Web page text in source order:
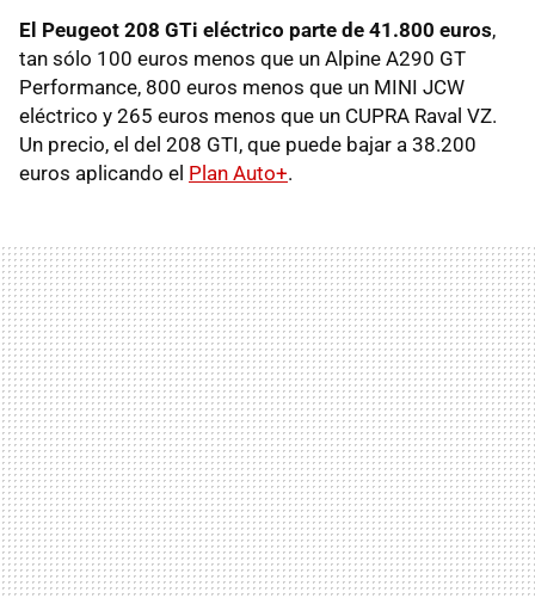
El Peugeot 208 GTi eléctrico parte de 41.800 euros,
tan sólo 100 euros menos que un Alpine A290 GT
Performance, 800 euros menos que un MINI JCW
eléctrico y 265 euros menos que un CUPRA Raval VZ.
Un precio, el del 208 GTI, que puede bajar a 38.200
euros aplicando el Plan Auto+.